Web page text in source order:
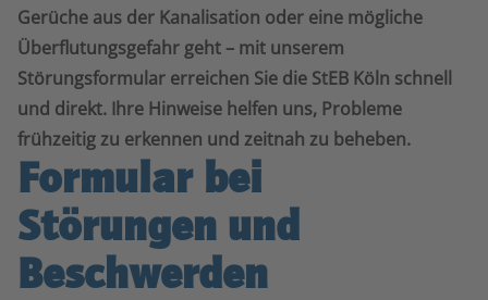
Gerüche aus der Kanalisation oder eine mögliche
Überflutungsgefahr geht – mit unserem
Störungsformular erreichen Sie die StEB Köln schnell
und direkt. Ihre Hinweise helfen uns, Probleme
frühzeitig zu erkennen und zeitnah zu beheben.
Formular bei
Störungen und
Beschwerden